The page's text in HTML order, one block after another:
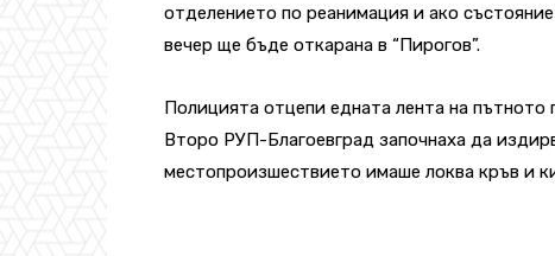
отделението по реанимация и ако
вечер ще бъде откарана в “Пирогов”.
Полицията отцепи едната лента на
Второ РУП-Благоевград започнаха да
местопроизшествието имаше локва кръв и